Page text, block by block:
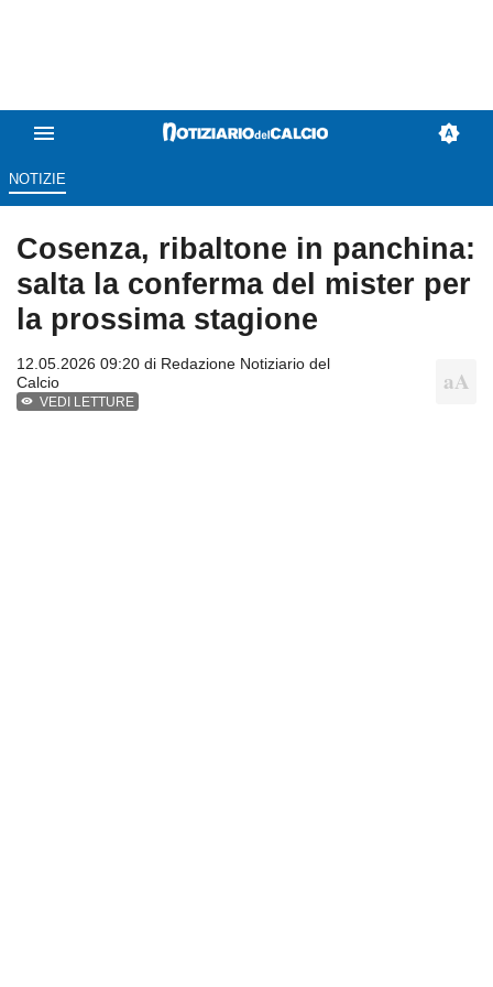
NOTIZIE
Cosenza, ribaltone in panchina:
salta la conferma del mister per
la prossima stagione
12.05.2026 09:20 di Redazione Notiziario del
Calcio
VEDI LETTURE